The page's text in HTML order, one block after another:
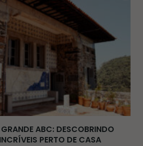
ABC: DESCOBRINDO
PERTO DE CASA